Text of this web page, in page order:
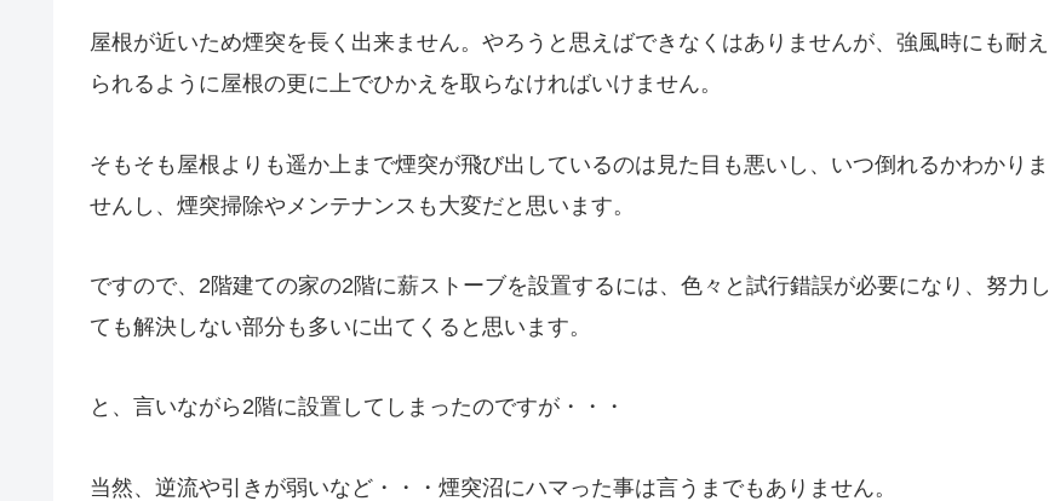
屋根が近いため煙突を長く出来ません。やろうと思えばできなくはありませんが、強風時にも耐え
られるように屋根の更に上でひかえを取らなければいけません。
そもそも屋根よりも遥か上まで煙突が飛び出しているのは見た目も悪いし、いつ倒れるかわかりま
せんし、煙突掃除やメンテナンスも大変だと思います。
ですので、2階建ての家の2階に薪ストーブを設置するには、色々と試行錯誤が必要になり、努力し
ても解決しない部分も多いに出てくると思います。
と、言いながら2階に設置してしまったのですが・・・
当然、逆流や引きが弱いなど・・・煙突沼にハマった事は言うまでもありません。